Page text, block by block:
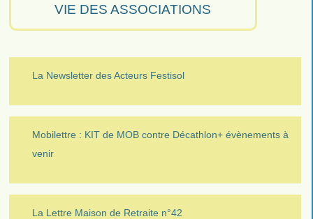
VIE DES ASSOCIATIONS
La Newsletter des Acteurs Festisol
Mobilettre : KIT de MOB contre Décathlon+ évènements à
venir
La Lettre Maison de Retraite n°42